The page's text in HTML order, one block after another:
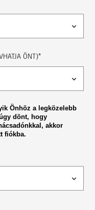
ÖNT)*
Önhöz a legközelebb
dönt, hogy
akkor
fiókba.